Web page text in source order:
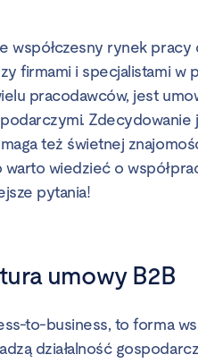
współczesny rynek
firmami i specjalistami w
pracodawców, jest
też świetnej
wiedzieć o
pytania!
umowy B2B
to-business, to forma
działalność